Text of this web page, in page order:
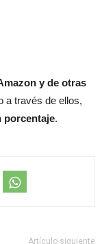
y de otras
a través de ellos,
porcentaje.
Artículo siguiente